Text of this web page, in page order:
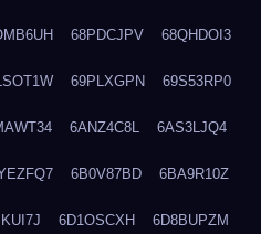
68PDCJPV 68QHDOI3
69PLXGPN 69S53RP0
6ANZ4C8L 6AS3LJQ4
6B0V87BD 6BA9R10Z
6D1OSCXH 6D8BUPZM